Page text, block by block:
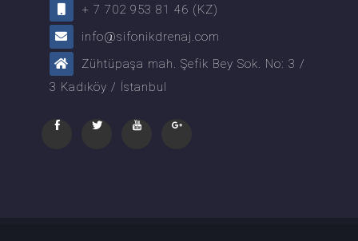
+ 7 702 953 81 46 (KZ)
info@sifonikdrenaj.com
Zühtüpaşa mah. Şefik Bey Sok. No: 3 /
3 Kadıköy / İstanbul